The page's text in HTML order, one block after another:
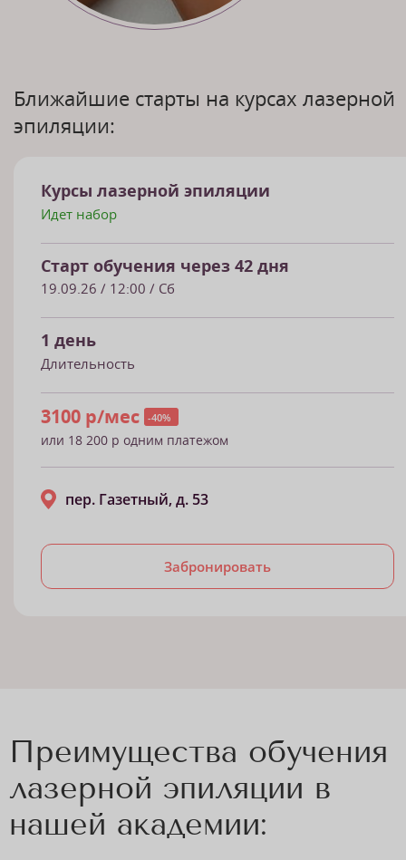
Ближайшие старты на курсах лазерной
эпиляции:
Курсы лазерной эпиляции
Идет набор
Старт обучения через 42 дня
19.09.26 / 12:00 / Сб
1 день
Длительность
3100 р/мес -40%
или 18 200 р одним платежом
Забронировать
пер. Газетный, д. 53
Преимущества обучения
лазерной эпиляции в
нашей академии: